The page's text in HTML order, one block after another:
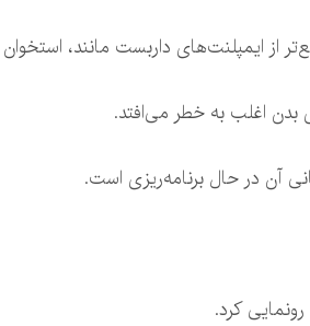
از ایمپلنت‌های داربست مانند، استخوان
بدن اغلب به خطر می‌افتد.
آن در حال برنامه‌ریزی است.
کرد.